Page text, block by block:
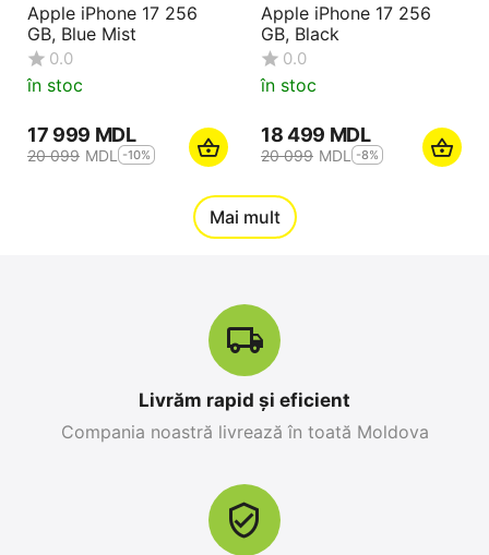
Apple iPhone 17 256
GB, Blue Mist
0.0
în stoc
17 999 MDL
20 099 MDL -10%
Apple iPhone 17 256
GB, Black
0.0
în stoc
18 499 MDL
20 099 MDL -8%
Apple iPhone 17 Pro
-10%
Apple iPhone 17 Pro
în stoc
Mai mult
Livrăm rapid și eficient
Compania noastră livrează în toată Moldova